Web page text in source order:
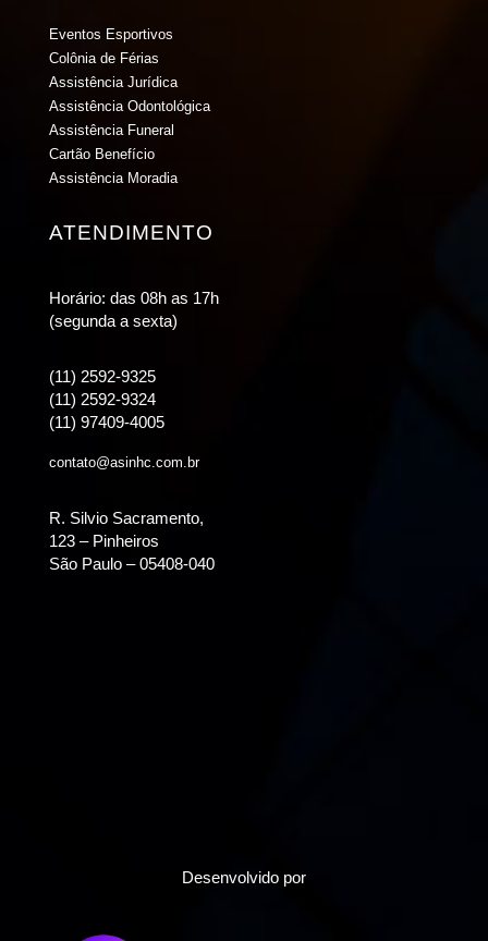
Eventos Esportivos
Colônia de Férias
Assistência Jurídica
Assistência Odontológica
Assistência Funeral
Cartão Benefício
Assistência Moradia
ATENDIMENTO
Horário: das 08h as 17h
(segunda a sexta)
(11) 2592-9325
(11) 2592-9324
(11) 97409-4005
contato@asinhc.com.br
R. Silvio Sacramento,
123 – Pinheiros
São Paulo – 05408-040
Desenvolvido por